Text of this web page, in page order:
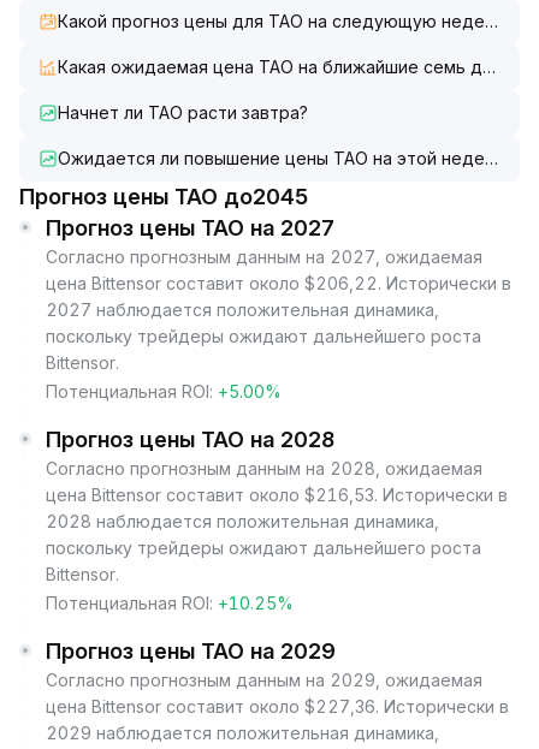
Какой прогноз цены для TAO на следующую неделю?
Какая ожидаемая цена TAO на ближайшие семь дней?
Начнет ли TAO расти завтра?
Ожидается ли повышение цены TAO на этой неделе?
Прогноз цены TAO до2045
Прогноз цены TAO на 2027
Согласно прогнозным данным на 2027, ожидаемая
цена Bittensor составит около $206,22. Исторически в
2027 наблюдается положительная динамика,
поскольку трейдеры ожидают дальнейшего роста
Bittensor.
Потенциальная ROI: +5.00%
Прогноз цены TAO на 2028
Согласно прогнозным данным на 2028, ожидаемая
цена Bittensor составит около $216,53. Исторически в
2028 наблюдается положительная динамика,
поскольку трейдеры ожидают дальнейшего роста
Bittensor.
Потенциальная ROI: +10.25%
Прогноз цены TAO на 2029
Согласно прогнозным данным на 2029, ожидаемая
цена Bittensor составит около $227,36. Исторически в
2029 наблюдается положительная динамика,